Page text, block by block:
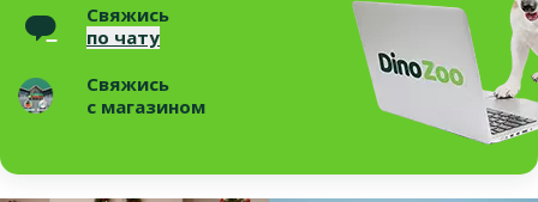
Свяжись
по чату
Свяжись
с магазином